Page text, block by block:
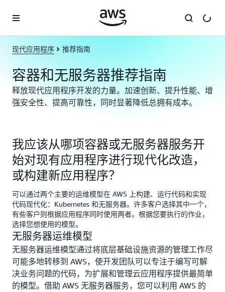
现代应用程序 推荐指南
容器和无服务器推荐指南
释放现代应用程序开发的力量。加速创新、提升性能、增
强安全性、提高可靠性，同时显著降低总拥有成本。
我应该从哪项容器或无服务器服务开
始对现有应用程序进行现代化改造，
或构建新应用程序？
可以通过两个主要的运维模型在 AWS 上构建、运行代码和实现
代码现代化：Kubernetes 和无服务器。许多客户选择其中一个，
有些客户则根据应用程序同时使用两者。根据您要执行的作业，
选择您想使用的模型。
无服务器运维模型
无服务器运维模型通过将底层基础设施资源的管理工作尽
可能多地转移到 AWS，使开发团队可以专注于编写可解
决业务问题的代码，为扩展和管理云应用程序提供最简单
的模型。借助 AWS 无服务器服务，您可以利用 AWS 的